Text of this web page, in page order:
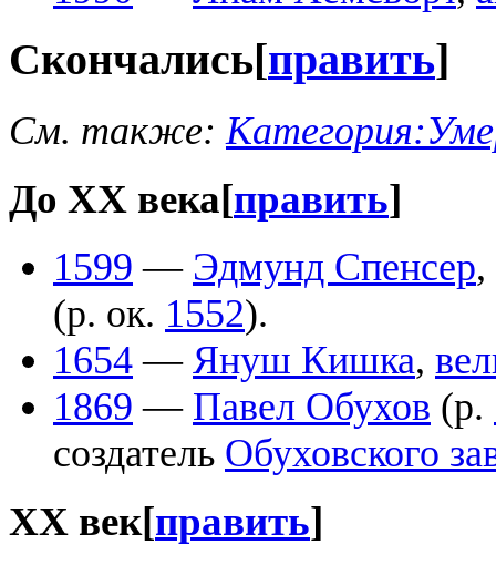
Скончались[править]
См. также:
До XX века[править]
1599 — Эдмунд Спенсер
(р. ок. 1552).
1654 — Януш Кишка,
1869 — Павел Обухов (р.
создатель Обуховского
XX век[править]